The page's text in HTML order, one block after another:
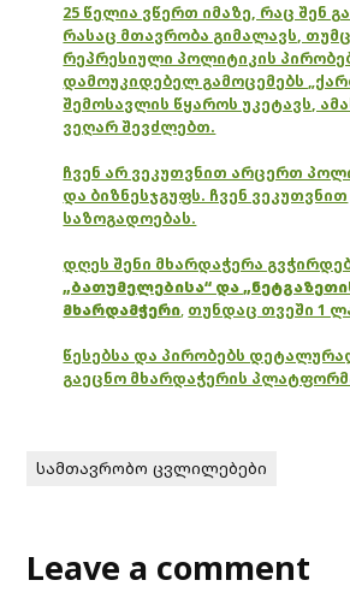
25 წელია ვწერთ იმაზე, რაც შენ
რასაც მთავრობა გიმალავს,
რეპრესიული პოლიტიკის
დამოუკიდებელ გამოცემებს
შემოსავლის წყაროს უკეტავს,
ვეღარ შევძლებთ.
ჩვენ არ ვეკუთვნით არცერთ
და ბიზნესჯგუფს. ჩვენ ვეკუთვნით
საზოგადოებას.
დღეს შენი მხარდაჭერა
„ბათუმელებისა“ და
მხარდამჭერი, თუნდაც თვეში 1
წესებსა და პირობებს
გაეცნო მხარდაჭერის
სამთავრობო ცვლილებები
Leave a comment